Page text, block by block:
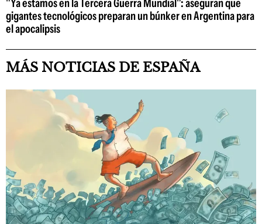
"Ya estamos en la Tercera Guerra Mundial": aseguran que
gigantes tecnológicos preparan un búnker en Argentina para
el apocalipsis
MÁS NOTICIAS DE ESPAÑA